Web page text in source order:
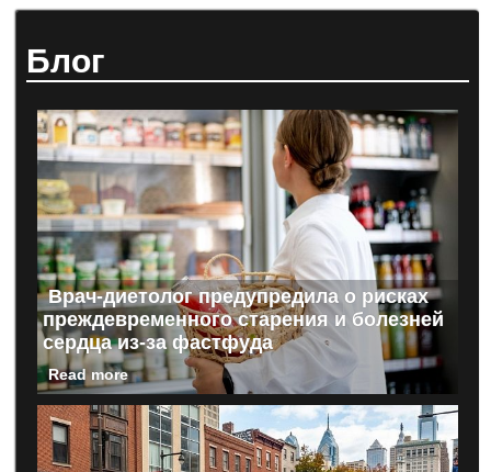
Блог
Врач-диетолог предупредила о рисках
преждевременного старения и болезней
сердца из-за фастфуда
Read more